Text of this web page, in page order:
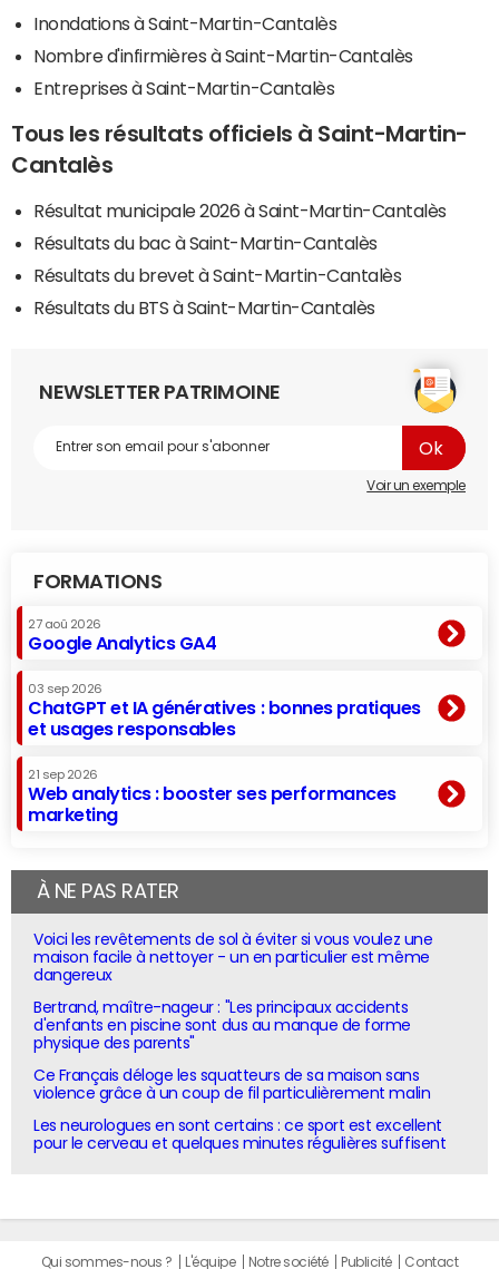
Inondations à Saint-Martin-Cantalès
Nombre d'infirmières à Saint-Martin-Cantalès
Entreprises à Saint-Martin-Cantalès
Tous les résultats officiels à Saint-Martin-
Cantalès
Résultat municipale 2026 à Saint-Martin-Cantalès
Résultats du bac à Saint-Martin-Cantalès
Résultats du brevet à Saint-Martin-Cantalès
Résultats du BTS à Saint-Martin-Cantalès
NEWSLETTER PATRIMOINE
Voir un exemple
FORMATIONS
27 aoû 2026
Google Analytics GA4
03 sep 2026
ChatGPT et IA génératives : bonnes pratiques
et usages responsables
21 sep 2026
Web analytics : booster ses performances
marketing
À NE PAS RATER
Voici les revêtements de sol à éviter si vous voulez une
maison facile à nettoyer - un en particulier est même
dangereux
Bertrand, maître-nageur : "Les principaux accidents
d'enfants en piscine sont dus au manque de forme
physique des parents"
Ce Français déloge les squatteurs de sa maison sans
violence grâce à un coup de fil particulièrement malin
Les neurologues en sont certains : ce sport est excellent
pour le cerveau et quelques minutes régulières suffisent
Qui sommes-nous ? L'équipe Notre société Publicité Contact